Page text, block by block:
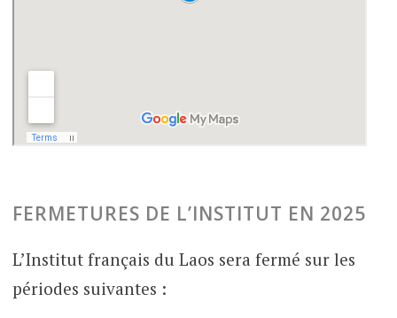
FERMETURES DE L’INSTITUT EN 2025
L’Institut français du Laos sera fermé sur les
périodes suivantes :